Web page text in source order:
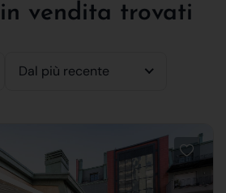
vendita trovati
Dal più recente